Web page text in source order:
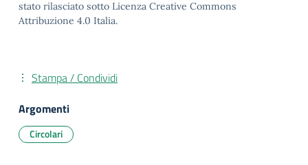
stato rilasciato sotto Licenza Creative Commons
Attribuzione 4.0 Italia.
Stampa / Condividi
Argomenti
Circolari